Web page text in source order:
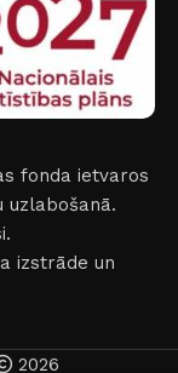
fonda ietvaros
uzlabošanā.
izstrāde un
2026